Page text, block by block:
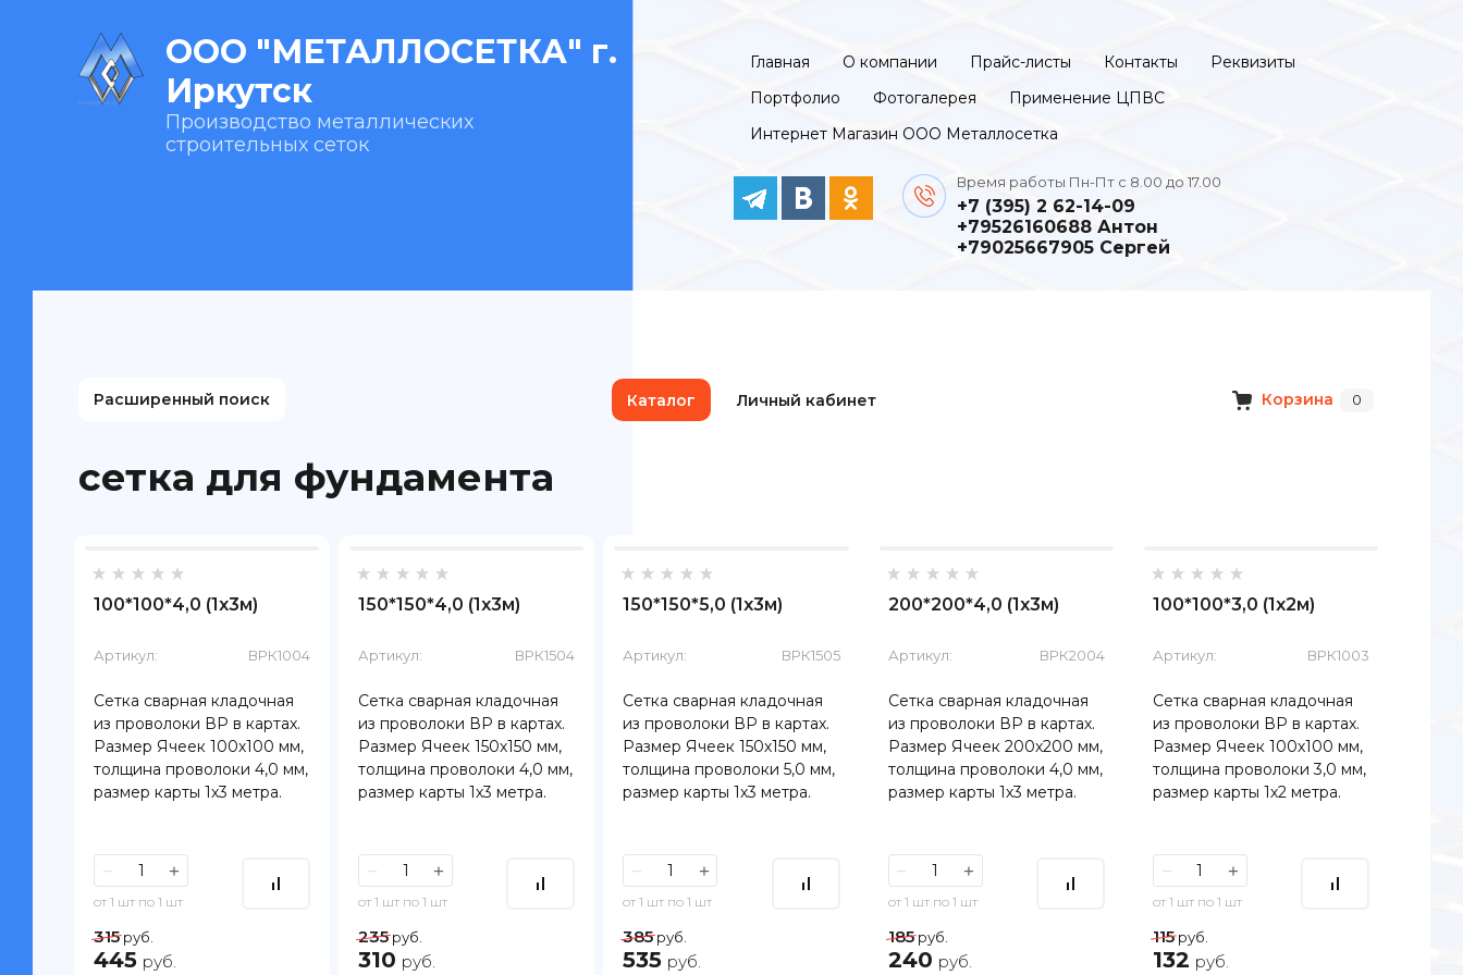
ООО "МЕТАЛЛОСЕТКА" г.
Иркутск
Производство металлических
строительных сеток
Главная О компании Прайс-листы Контакты
Реквизиты
Портфолио
Фотогалерея
Применение ЦПВС
Интернет Магазин ООО Металлосетка
Время работы Пн-Пт с 8.00 до 17.00
+7 (395) 2 62-14-09
+79526160688 Антон
+79025667905 Сергей
Расширенный поиск Каталог Личный кабинет Корзина 0
сетка для фундамента
100*100*4,0 (1х3м)
Артикул: ВРК1004
Сетка сварная кладочная
из проволоки ВР в картах.
Размер Ячеек 100х100 мм,
толщина проволоки 4,0 мм,
размер карты 1х3 метра.
− +
от 1 шт по 1 шт
315руб.
445 руб.
150*150*4,0 (1х3м)
Артикул: ВРК1504
Сетка сварная кладочная
из проволоки ВР в картах.
Размер Ячеек 150х150 мм,
толщина проволоки 4,0 мм,
размер карты 1х3 метра.
− +
от 1 шт по 1 шт
235руб.
310 руб.
150*150*5,0 (1х3м)
Артикул: ВРК1505
Сетка сварная кладочная
из проволоки ВР в картах.
Размер Ячеек 150х150 мм,
толщина проволоки 5,0 мм,
размер карты 1х3 метра.
− +
от 1 шт по 1 шт
385руб.
535 руб.
200*200*4,0 (1х3м)
Артикул: ВРК2004
Сетка сварная кладочная
из проволоки ВР в картах.
Размер Ячеек 200х200 мм,
толщина проволоки 4,0 мм,
размер карты 1х3 метра.
− +
от 1 шт по 1 шт
185руб.
240 руб.
100*100*3,0 (1х2м)
Артикул: ВРК1003
Сетка сварная кладочная
из проволоки ВР в картах.
Размер Ячеек 100х100 мм,
толщина проволоки 3,0 мм,
размер карты 1х2 метра.
− +
от 1 шт по 1 шт
115руб.
132 руб.